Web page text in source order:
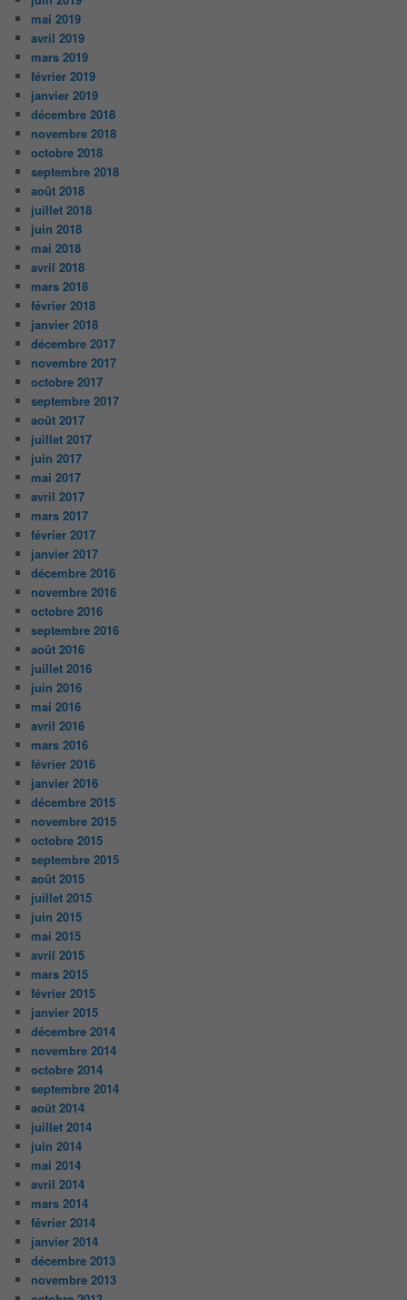
mai 2019
avril 2019
mars 2019
février 2019
janvier 2019
décembre 2018
novembre 2018
octobre 2018
septembre 2018
août 2018
juillet 2018
juin 2018
mai 2018
avril 2018
mars 2018
février 2018
janvier 2018
décembre 2017
novembre 2017
octobre 2017
septembre 2017
août 2017
juillet 2017
juin 2017
mai 2017
avril 2017
mars 2017
février 2017
janvier 2017
décembre 2016
novembre 2016
octobre 2016
septembre 2016
août 2016
juillet 2016
juin 2016
mai 2016
avril 2016
mars 2016
février 2016
janvier 2016
décembre 2015
novembre 2015
octobre 2015
septembre 2015
août 2015
juillet 2015
juin 2015
mai 2015
avril 2015
mars 2015
février 2015
janvier 2015
décembre 2014
novembre 2014
octobre 2014
septembre 2014
août 2014
juillet 2014
juin 2014
mai 2014
avril 2014
mars 2014
février 2014
janvier 2014
décembre 2013
novembre 2013